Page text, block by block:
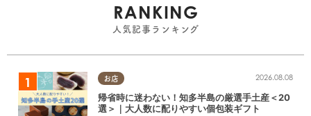
RANKING
人気記事ランキング
お店 2026.08.08
帰省時に迷わない！知多半島の厳選手土産＜20
選＞｜大人数に配りやすい個包装ギフト